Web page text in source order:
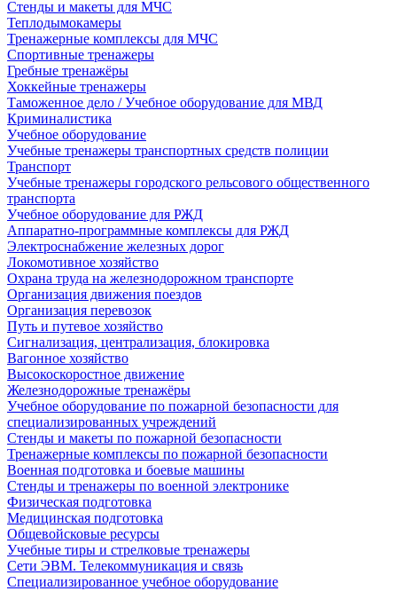
Стенды и макеты для МЧС
Теплодымокамеры
Тренажерные комплексы для МЧС
Спортивные тренажеры
Гребные тренажёры
Хоккейные тренажеры
Таможенное дело / Учебное оборудование для МВД
Криминалистика
Учебное оборудование
Учебные тренажеры транспортных средств полиции
Транспорт
Учебные тренажеры городского рельсового общественного
транспорта
Учебное оборудование для РЖД
Аппаратно-программные комплексы для РЖД
Электроснабжение железных дорог
Локомотивное хозяйство
Охрана труда на железнодорожном транспорте
Организация движения поездов
Организация перевозок
Путь и путевое хозяйство
Сигнализация, централизация, блокировка
Вагонное хозяйство
Высокоскоростное движение
Железнодорожные тренажёры
Учебное оборудование по пожарной безопасности для
специализированных учреждений
Стенды и макеты по пожарной безопасности
Тренажерные комплексы по пожарной безопасности
Военная подготовка и боевые машины
Стенды и тренажеры по военной электронике
Физическая подготовка
Медицинская подготовка
Общевойсковые ресурсы
Учебные тиры и стрелковые тренажеры
Сети ЭВМ. Телекоммуникация и связь
Специализированное учебное оборудование